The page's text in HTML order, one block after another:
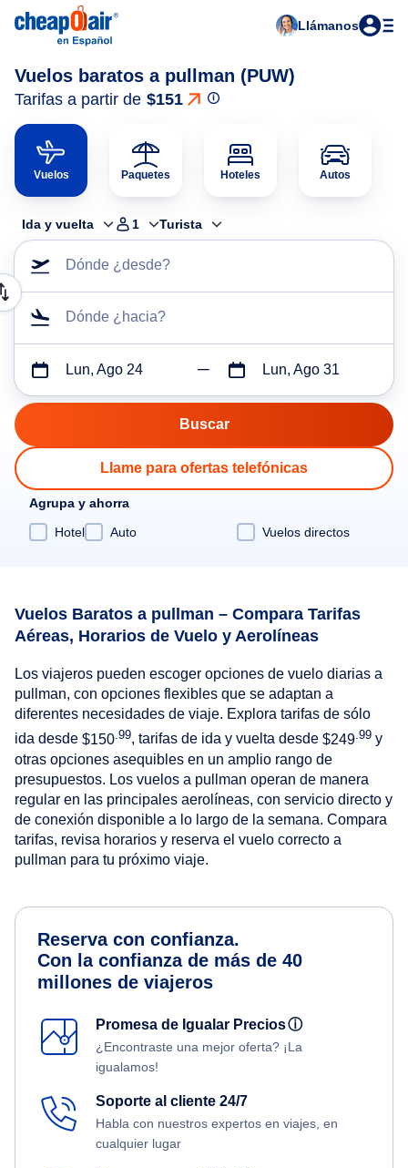
Llámanos
Vuelos baratos a pullman (PUW)
Tarifas a partir de $151
Vuelos Paquetes Hoteles Autos
Ida y vuelta 1 Turista
Dónde ¿desde?
Dónde ¿hacia?
Lun, Ago 24 Lun, Ago 31
Llame para ofertas telefónicas
Agrupa y ahorra
Hotel
Auto Vuelos directos
Vuelos Baratos a pullman – Compara Tarifas
Aéreas, Horarios de Vuelo y Aerolíneas
Los viajeros pueden escoger opciones de vuelo diarias a
pullman, con opciones flexibles que se adaptan a
diferentes necesidades de viaje. Explora tarifas de sólo
ida desde $150 .99, tarifas de ida y vuelta desde $249 .99 y
otras opciones asequibles en un amplio rango de
presupuestos. Los vuelos a pullman operan de manera
regular en las principales aerolíneas, con servicio directo y
de conexión disponible a lo largo de la semana. Compara
tarifas, revisa horarios y reserva el vuelo correcto a
pullman para tu próximo viaje.
Reserva con confianza.
Con la confianza de más de 40
millones de viajeros
Promesa de Igualar Preciosⓘ
¿Encontraste una mejor oferta? ¡La
igualamos!
Soporte al cliente 24/7
Habla con nuestros expertos en viajes, en
cualquier lugar